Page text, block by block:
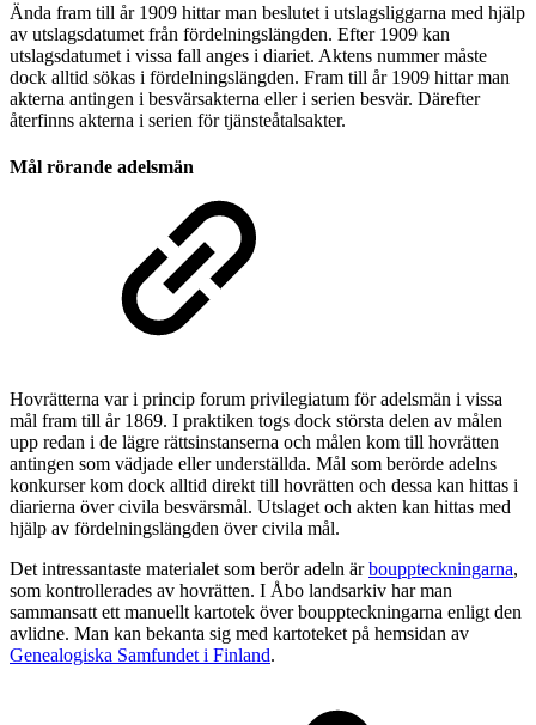
Ända fram till år 1909 hittar man beslutet i utslagsliggarna med hjälp
av utslagsdatumet från fördelningslängden. Efter 1909 kan
utslagsdatumet i vissa fall anges i diariet. Aktens nummer måste
dock alltid sökas i fördelningslängden. Fram till år 1909 hittar man
akterna antingen i besvärsakterna eller i serien besvär. Därefter
återfinns akterna i serien för tjänsteåtalsakter.
Mål rörande adelsmän
Hovrätterna var i princip forum privilegiatum för adelsmän i vissa
mål fram till år 1869. I praktiken togs dock största delen av målen
upp redan i de lägre rättsinstanserna och målen kom till hovrätten
antingen som vädjade eller underställda. Mål som berörde adelns
konkurser kom dock alltid direkt till hovrätten och dessa kan hittas i
diarierna över civila besvärsmål. Utslaget och akten kan hittas med
hjälp av fördelningslängden över civila mål.
Det intressantaste materialet som berör adeln ärbouppteckningarna,
som kontrollerades av hovrätten. I Åbo landsarkiv har man
sammansatt ett manuellt kartotek över bouppteckningarna enligt den
avlidne. Man kan bekanta sig med kartoteket på hemsidan av
Genealogiska Samfundet i Finland.